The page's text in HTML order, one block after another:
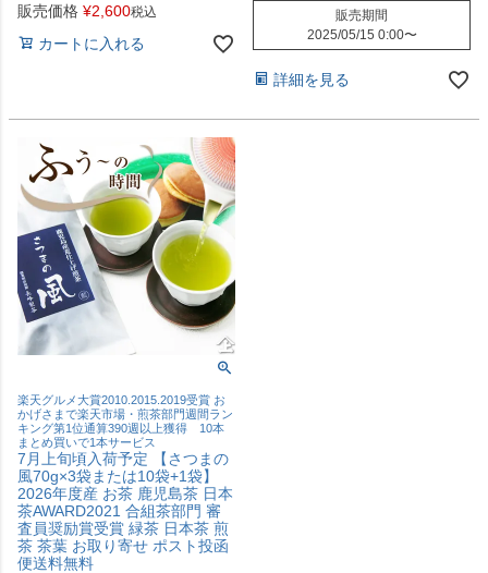
販売価格 ¥2,600税込
カートに入れる
販売期間
2025/05/15 0:00〜
詳細を見る
楽天グルメ大賞2010.2015.2019受賞 お
かげさまで楽天市場・煎茶部門週間ラン
キング第1位通算390週以上獲得 10本
まとめ買いで1本サービス
7月上旬頃入荷予定 【さつまの
風70g×3袋または10袋+1袋】
2026年度産 お茶 鹿児島茶 日本
茶AWARD2021 合組茶部門 審
査員奨励賞受賞 緑茶 日本茶 煎
茶 茶葉 お取り寄せ ポスト投函
便送料無料